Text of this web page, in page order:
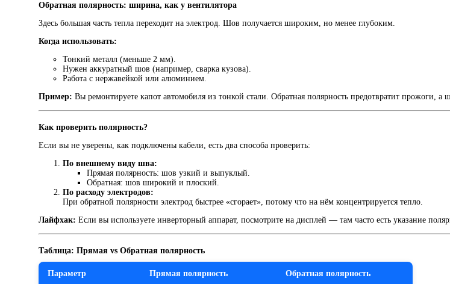
Обратная полярность: ширина, как у вентилятора
Здесь большая часть тепла переходит на электрод. Шов получается широким, но менее глубоким.
Когда использовать:
Тонкий металл (меньше 2 мм).
Нужен аккуратный шов (например, сварка кузова).
Работа с нержавейкой или алюминием.
Пример: Вы ремонтируете капот автомобиля из тонкой стали. Обратная полярность предотвратит прожоги, а
Как проверить полярность?
Если вы не уверены, как подключены кабели, есть два способа проверить:
По внешнему виду шва:
Прямая полярность: шов узкий и выпуклый.
Обратная: шов широкий и плоский.
По расходу электродов:
При обратной полярности электрод быстрее «сгорает», потому что на нём концентрируется тепло.
Лайфхак: Если вы используете инверторный аппарат, посмотрите на дисплей — там часто есть указание
Таблица: Прямая vs Обратная полярность
Параметр Прямая полярность Обратная полярность